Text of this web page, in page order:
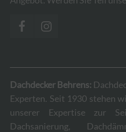
Dachdecker Behrens:
Experten. Seit 1930 stehen
unserer Expertise zur
Dachsanierung,